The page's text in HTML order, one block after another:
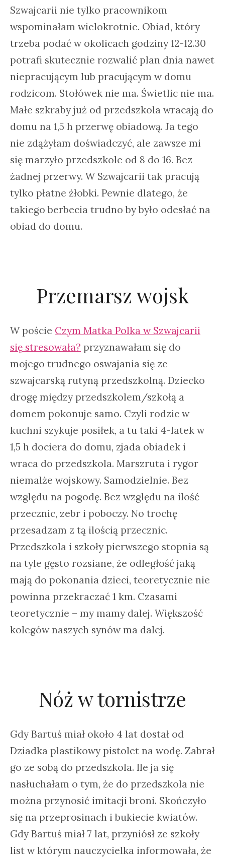
Szwajcarii nie tylko pracownikom
wspominałam wielokrotnie. Obiad, który
trzeba podać w okolicach godziny 12-12.30
potrafi skutecznie rozwalić plan dnia nawet
niepracującym lub pracującym w domu
rodzicom. Stołówek nie ma. Świetlic nie ma.
Małe szkraby już od przedszkola wracają do
domu na 1,5 h przerwę obiadową. Ja tego
nie zdążyłam doświadczyć, ale zawsze mi
się marzyło przedszkole od 8 do 16. Bez
żadnej przerwy. W Szwajcarii tak pracują
tylko płatne żłobki. Pewnie dlatego, że
takiego berbecia trudno by było odesłać na
obiad do domu.
Przemarsz wojsk
W poście Czym Matka Polka w Szwajcarii
się stresowała? przyznawałam się do
mojego trudnego oswajania się ze
szwajcarską rutyną przedszkolną. Dziecko
drogę między przedszkolem/szkołą a
domem pokonuje samo. Czyli rodzic w
kuchni szykuje posiłek, a tu taki 4-latek w
1,5 h dociera do domu, zjada obiadek i
wraca do przedszkola. Marszruta i rygor
niemalże wojskowy. Samodzielnie. Bez
względu na pogodę. Bez względu na ilość
przecznic, zebr i poboczy. No trochę
przesadzam z tą ilością przecznic.
Przedszkola i szkoły pierwszego stopnia są
na tyle gęsto rozsiane, że odległość jaką
mają do pokonania dzieci, teoretycznie nie
powinna przekraczać 1 km. Czasami
teoretycznie – my mamy dalej. Większość
kolegów naszych synów ma dalej.
Nóż w tornistrze
Gdy Bartuś miał około 4 lat dostał od
Dziadka plastikowy pistolet na wodę. Zabrał
go ze sobą do przedszkola. Ile ja się
nasłuchałam o tym, że do przedszkola nie
można przynosić imitacji broni. Skończyło
się na przeprosinach i bukiecie kwiatów.
Gdy Bartuś miał 7 lat, przyniósł ze szkoły
list w którym nauczycielka informowała, że